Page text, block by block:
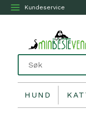
Kundeservice
HUND